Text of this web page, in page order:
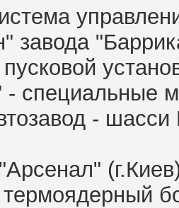
завода
- специальные
-